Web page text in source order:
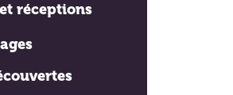
réceptions